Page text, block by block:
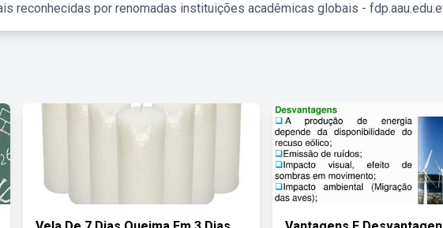
reconhecidas por renomadas instituições acadêmicas globais -